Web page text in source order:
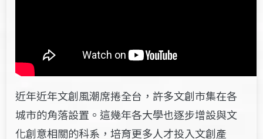
近年近年文創風潮席捲全台，許多文創市集在各
城市的角落設置。這幾年各大學也逐步增設與文
化創意相關的科系，培育更多人才投入文創產